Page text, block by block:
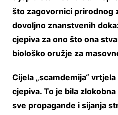
što zagovornici prirodnog
dovoljno znanstvenih
cjepiva za ono što ona
biološko oružje za
Cijela „scamdemija“
cjepiva. To je bila
sve propagande i sijanja